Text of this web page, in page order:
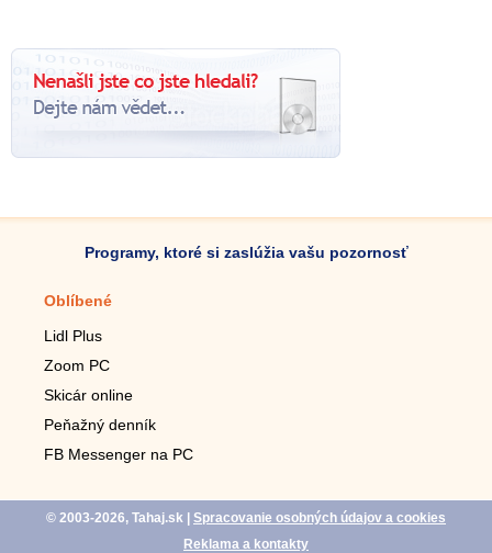
Programy, ktoré si zaslúžia vašu pozornosť
Oblíbené
Lidl Plus
Zoom PC
Skicár online
Peňažný denník
FB Messenger na PC
© 2003-2026, Tahaj.sk
Spracovanie osobných údajov a cookies
Reklama a kontakty